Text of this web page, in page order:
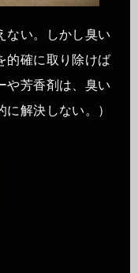
ない。しかし臭い
的確に取り除けば
や芳香剤は、臭い
解決しない。）